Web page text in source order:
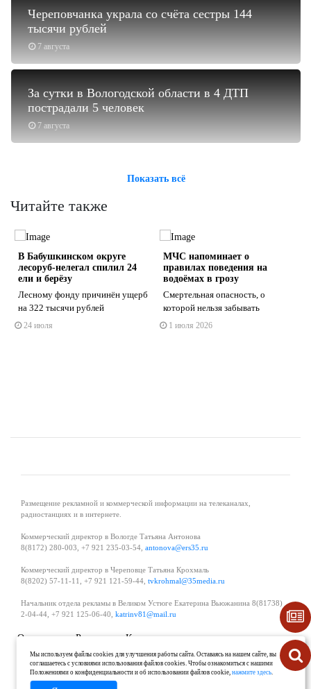
7 августа
Череповчанка украла со счёта сестры 144
тысячи рублей
7 августа
За сутки в Вологодской области в 4 ДТП
пострадали 5 человек
Показать всё
Читайте также
В Бабушкинском округе
лесоруб-нелегал спилил 24
ели и берёзу
Лесному фонду причинён ущерб
на 322 тысячи рублей
24 июля
МЧС напоминает о
правилах поведения на
водоёмах в грозу
Смертельная опасность, о
которой нельзя забывать
1 июля 2026
Размещение рекламной и коммерческой информации на телеканалах,
радиостанциях и в интернете.
Коммерческий директор в Вологде Татьяна Антонова
8(8172) 280-003, +7 921 235-03-54, antonova@ers35.ru
Коммерческий директор в Череповце Татьяна Крохмаль
8(8202) 57-11-11, +7 921 121-59-44, tvkrohmal@35media.ru
Начальник отдела рекламы в Великом Устюге Екатерина Вьюжанина 8(81738)
2-04-44, +7 921 125-06-40, katrinv81@mail.ru
О проекте Реклама
Контакты
Политика в области обработки и защиты персональных данных
Мы используем файлы cookies для улучшения работы сайта. Оставаясь на нашем сайте, вы
соглашаетесь с условиями использования файлов cookies. Чтобы ознакомиться с нашими
Положениями о конфиденциальности и об использовании файлов cookie,нажмите здесь.